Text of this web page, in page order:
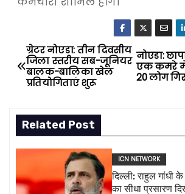
P
o
t
a
नोएडा:
एक कमरे
20 लोग
ग्रेटर नोएडा: तीन दिवसीय
जिला स्तरीय सब-जूनियर
बालक-बालिका खेल
प्रतियोगिताएं शुरू
Related Post
ICN NETWORK
दिल्ली: राहुल गांधी
का सीधा प्रसारण